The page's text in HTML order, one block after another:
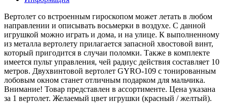
Вертолет со встроенным гироскопом может летать в любом
направлении и описывать восьмерки в воздухе. С данной
игрушкой можно играть и дома, и на улице. К выполненному
из металла вертолету прилагается запасной хвостовой винт,
который пригодится в случаи поломки. Также в комплекте
имеется пульт управления, чей радиус действия составляет 10
метров. Двухвинтовой вертолет GYRO-109 с тонированным
лобовым окном станет отличным подарком для мальчика.
Внимание! Товар представлен в ассортименте. Цена указана
за 1 вертолет. Желаемый цвет игрушки (красный / желтый).